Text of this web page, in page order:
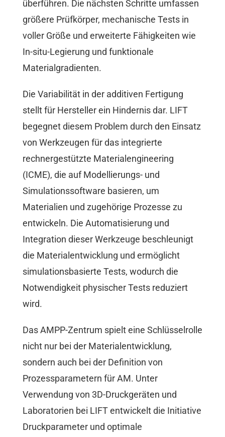
überführen. Die nächsten Schritte umfassen
größere Prüfkörper, mechanische Tests in
voller Größe und erweiterte Fähigkeiten wie
In-situ-Legierung und funktionale
Materialgradienten.
Die Variabilität in der additiven Fertigung
stellt für Hersteller ein Hindernis dar. LIFT
begegnet diesem Problem durch den Einsatz
von Werkzeugen für das integrierte
rechnergestützte Materialengineering
(ICME), die auf Modellierungs- und
Simulationssoftware basieren, um
Materialien und zugehörige Prozesse zu
entwickeln. Die Automatisierung und
Integration dieser Werkzeuge beschleunigt
die Materialentwicklung und ermöglicht
simulationsbasierte Tests, wodurch die
Notwendigkeit physischer Tests reduziert
wird.
Das AMPP-Zentrum spielt eine Schlüsselrolle
nicht nur bei der Materialentwicklung,
sondern auch bei der Definition von
Prozessparametern für AM. Unter
Verwendung von 3D-Druckgeräten und
Laboratorien bei LIFT entwickelt die Initiative
Druckparameter und optimale